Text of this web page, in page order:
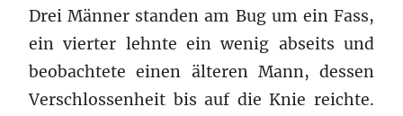
Drei Männer standen am Bug um ein Fass,
ein vierter lehnte ein wenig abseits und
beobachtete einen älteren Mann, dessen
Verschlossenheit bis auf die Knie reichte.